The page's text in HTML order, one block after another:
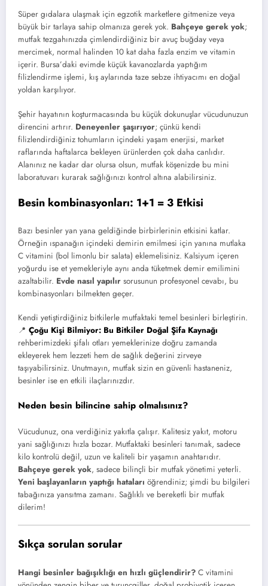
Süper gıdalara ulaşmak için egzotik marketlere gitmenize veya
büyük bir tarlaya sahip olmanıza gerek yok. Bahçeye gerek yok;
mutfak tezgahınızda çimlendirdiğiniz bir avuç buğday veya
mercimek, normal halinden 10 kat daha fazla enzim ve vitamin
içerir. Bursa’daki evimde küçük kavanozlarda yaptığım
filizlendirme işlemi, kış aylarında taze sebze ihtiyacımı en doğal
yoldan karşılıyor.
Şehir hayatının koşturmacasında bu küçük dokunuşlar vücudunuzun
direncini artırır. Deneyenler şaşırıyor; çünkü kendi
filizlendirdiğiniz tohumların içindeki yaşam enerjisi, market
raflarında haftalarca bekleyen ürünlerden çok daha canlıdır.
Alanınız ne kadar dar olursa olsun, mutfak köşenizde bu mini
laboratuvarı kurarak sağlığınızı kontrol altına alabilirsiniz.
Besin kombinasyonları: 1+1 = 3 Etkisi
Bazı besinler yan yana geldiğinde birbirlerinin etkisini katlar.
Örneğin ıspanağın içindeki demirin emilmesi için yanına mutlaka
C vitamini (bol limonlu bir salata) eklemelisiniz. Kalsiyum içeren
yoğurdu ise et yemekleriyle aynı anda tüketmek demir emilimini
azaltabilir. Evde nasıl yapılır sorusunun profesyonel cevabı, bu
kombinasyonları bilmekten geçer.
Kendi yetiştirdiğiniz bitkilerle mutfaktaki temel besinleri birleştirin.
📍 Çoğu Kişi Bilmiyor: Bu Bitkiler Doğal Şifa Kaynağı
rehberimizdeki şifalı otları yemeklerinize doğru zamanda
ekleyerek hem lezzeti hem de sağlık değerini zirveye
taşıyabilirsiniz. Unutmayın, mutfak sizin en güvenli hastaneniz,
besinler ise en etkili ilaçlarınızdır.
Neden besin bilincine sahip olmalısınız?
Vücudunuz, ona verdiğiniz yakıtla çalışır. Kalitesiz yakıt, motoru
yani sağlığınızı hızla bozar. Mutfaktaki besinleri tanımak, sadece
kilo kontrolü değil, uzun ve kaliteli bir yaşamın anahtarıdır.
Bahçeye gerek yok, sadece bilinçli bir mutfak yönetimi yeterli.
Yeni başlayanların yaptığı hataları öğrendiniz; şimdi bu bilgileri
tabağınıza yansıtma zamanı. Sağlıklı ve bereketli bir mutfak
dilerim!
Sıkça sorulan sorular
Hangi besinler bağışıklığı en hızlı güçlendirir? C vitamini